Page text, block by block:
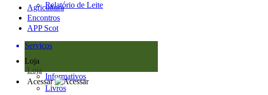
Relatório de Leite
Agricultura
Encontros
APP Scot
Serviços
Loja
Loja
Informativos
Livros
Acessar